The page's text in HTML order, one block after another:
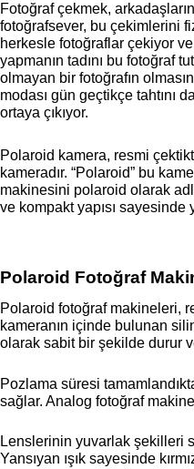
Fotoğraf çekmek,
fotoğrafsever, bu çekimlerini
herkesle fotoğraflar çekiyor
yapmanın tadını bu fotoğraf
olmayan bir fotoğrafın
modası gün geçtikçe tahtını
ortaya çıkıyor.
Polaroid kamera, resmi
kameradır. “Polaroid” bu
makinesini polaroid olarak
ve kompakt yapısı
Polaroid Fotoğraf
Polaroid fotoğraf makineleri,
kameranın içinde bulunan
olarak sabit bir şekilde durur
Pozlama süresi
sağlar. Analog fotoğraf
Lenslerinin yuvarlak şekilleri
Yansıyan ışık sayesinde